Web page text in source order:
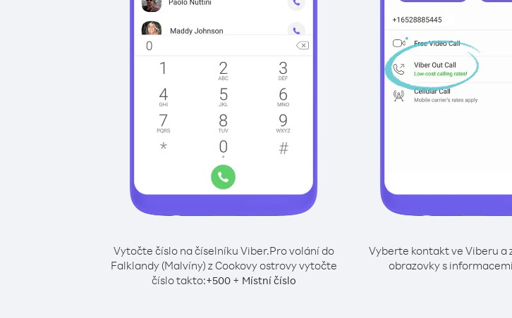
Vytočte číslo na číselníku Viber.Pro volání do
Falklandy (Malvíny) z Cookovy ostrovy vytočte
číslo takto:+500+ Místní číslo
Vyberte kontakt ve Viberu a
obrazovky s